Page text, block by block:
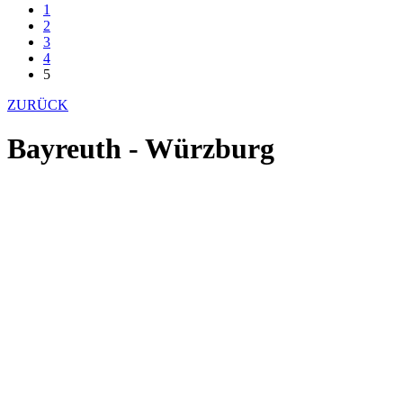
1
2
3
4
5
ZURÜCK
Bayreuth - Würzburg